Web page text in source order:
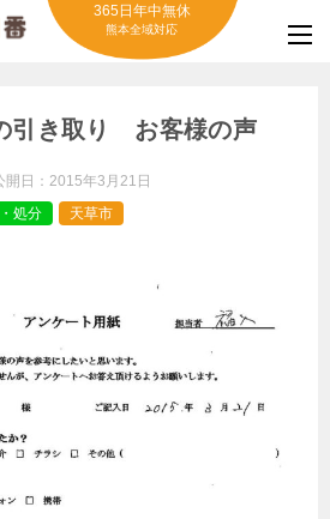
365日年中無休
熊本全域対応
引き取り お客様の声
開日： 2015年3月21日
処分 天草市